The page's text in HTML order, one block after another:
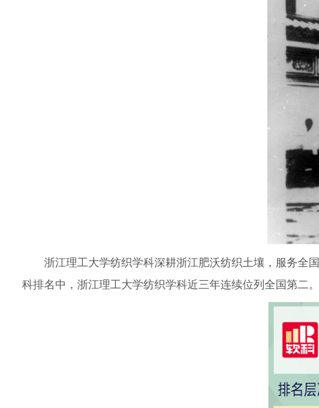
浙江理工大学纺织学科深耕浙江肥沃纺织土壤，服务全
科排名中，浙江理工大学纺织学科近三年连续位列全国第二。